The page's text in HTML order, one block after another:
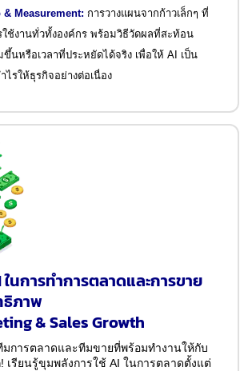
Measurement: การวางแผนจากก้าวเล็กๆ ที่
ใช้งานทั่วทั้งองค์กร พร้อมวิธีวัดผลที่สะท้อน
นหรือเวลาที่ประหยัดได้จริง เพื่อให้ AI เป็น
รให้ธุรกิจอย่างต่อเนื่อง
ในการทำการตลาดและการขาย
ธิภาพ
& Sales Growth
มการตลาดและทีมขายที่พร้อมทำงานให้กับ
รียนรู้ขุมพลังการใช้ AI ในการตลาดตั้งแต่